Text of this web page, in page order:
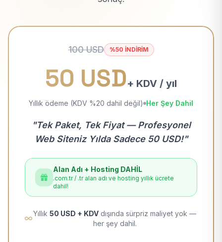
100 USD %50 İNDİRİM
50 USD+ KDV / yıl
Yıllık ödeme (KDV %20 dahil değil) Her Şey Dahil
"Tek Paket, Tek Fiyat — Profesyonel
Web Siteniz Yılda Sadece 50 USD!"
Alan Adı + Hosting DAHİL
.com.tr / .tr alan adı ve hosting yıllık ücrete
dahil!
Yıllık 50 USD + KDV dışında sürpriz maliyet yok —
her şey dahil.